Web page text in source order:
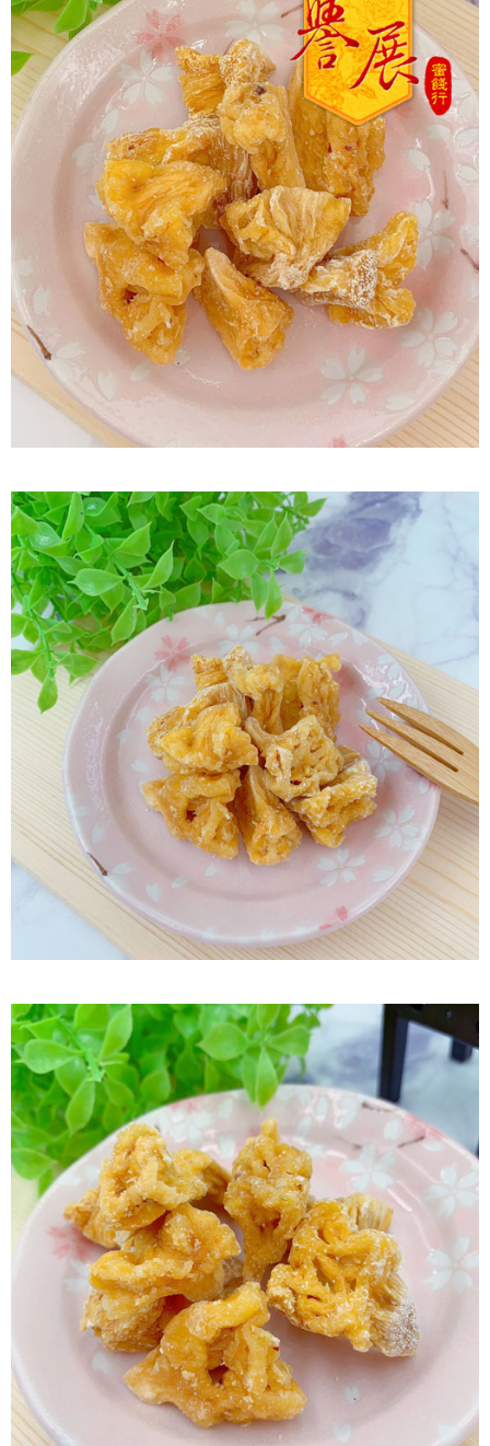
每筆NT$60，滿NT$799(含以上)免運費
7-11取貨付款
每筆NT$60，滿NT$799(含以上)免運費
付款後7-11取貨
每筆NT$60，滿NT$799(含以上)免運費
每筆NT$150，滿NT$1,399(含以上)免運費
澎湖金門馬祖宅配到家
每筆NT$250
付款後門市自取
免運費